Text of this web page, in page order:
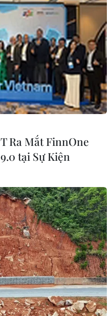
Cục thuế
100 triệu đồng
bà H. tại sảnh tầng 1
với bà H. rằng nếu
thì bà phải đưa cho
Ra Mắt FinnOne
tại Sự Kiện